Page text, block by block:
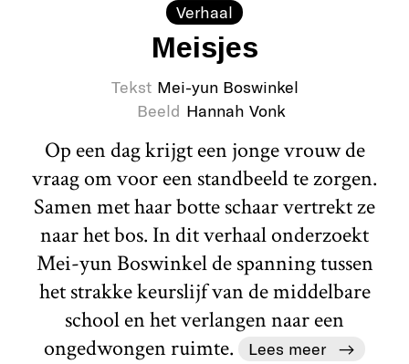
Verhaal
Meisjes
Tekst Mei-yun Boswinkel
Beeld Hannah Vonk
Op een dag krijgt een jonge vrouw de
vraag om voor een standbeeld te zorgen.
Samen met haar botte schaar vertrekt ze
naar het bos. In dit verhaal onderzoekt
Mei-yun Boswinkel de spanning tussen
het strakke keurslijf van de middelbare
school en het verlangen naar een
ongedwongen ruimte.
Lees meer